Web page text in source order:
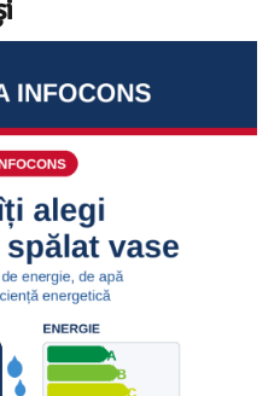
televizor- 8 sfaturi utile ca să
InfoCons